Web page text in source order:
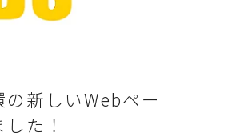
新しいWebペー
た！